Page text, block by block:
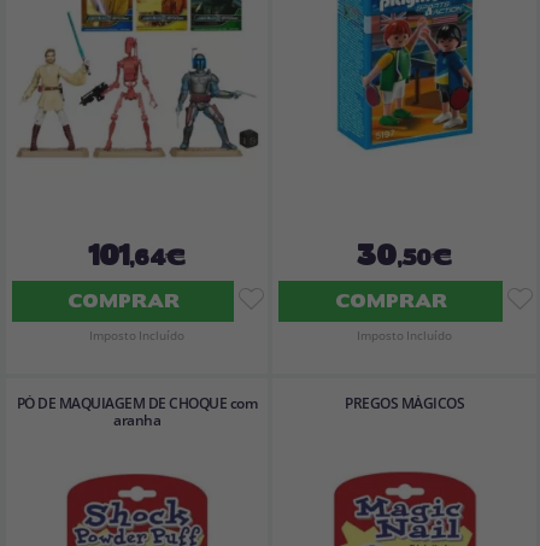
101,64€
COMPRAR
Imposto Incluído
30,50€
COMPRAR
Imposto Incluído
PÓ DE MAQUIAGEM DE CHOQUE com
aranha
PREGOS MÁGICOS